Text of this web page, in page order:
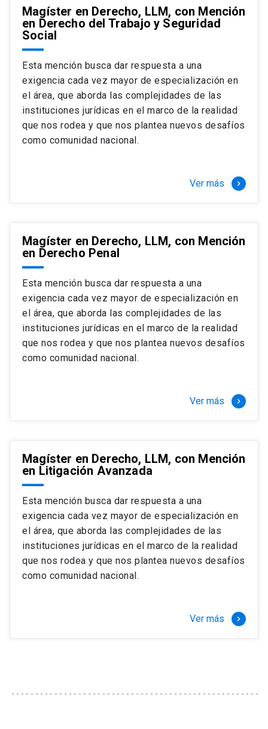
Magíster en Derecho, LLM, con Mención
en Derecho del Trabajo y Seguridad
Social
Esta mención busca dar respuesta a una
exigencia cada vez mayor de especialización en
el área, que aborda las complejidades de las
instituciones jurídicas en el marco de la realidad
que nos rodea y que nos plantea nuevos desafíos
como comunidad nacional.
Ver más keyboard_arrow_right
Magíster en Derecho, LLM, con Mención
en Derecho Penal
Esta mención busca dar respuesta a una
exigencia cada vez mayor de especialización en
el área, que aborda las complejidades de las
instituciones jurídicas en el marco de la realidad
que nos rodea y que nos plantea nuevos desafíos
como comunidad nacional.
Ver más keyboard_arrow_right
Magíster en Derecho, LLM, con Mención
en Litigación Avanzada
Esta mención busca dar respuesta a una
exigencia cada vez mayor de especialización en
el área, que aborda las complejidades de las
instituciones jurídicas en el marco de la realidad
que nos rodea y que nos plantea nuevos desafíos
como comunidad nacional.
Ver más keyboard_arrow_right